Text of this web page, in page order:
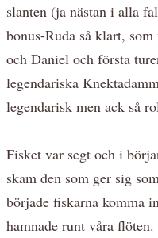
slanten (ja nästan i alla
bonus-Ruda så klart,
och Daniel och första
legendariska
legendarisk men ack så
Fisket var segt och i
skam den som ger sig
började fiskarna komma
hamnade runt våra